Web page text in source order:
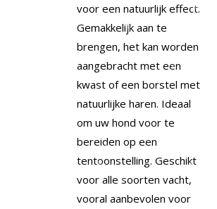
voor een natuurlijk effect.
Gemakkelijk aan te
brengen, het kan worden
aangebracht met een
kwast of een borstel met
natuurlijke haren. Ideaal
om uw hond voor te
bereiden op een
tentoonstelling. Geschikt
voor alle soorten vacht,
vooral aanbevolen voor